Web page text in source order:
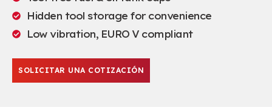
Hidden tool storage for convenience
Low vibration, EURO V compliant
SOLICITAR UNA COTIZACIÓN